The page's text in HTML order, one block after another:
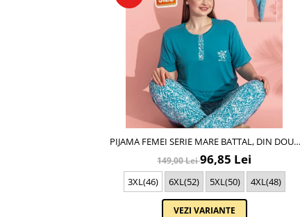
PIJAMA FEMEI SERIE MARE BATTAL, DIN DOUĂ
PIESE, BUMBAC , LUX PIJ32974
149,00 Lei96,85 Lei
3XL(46) 6XL(52) 5XL(50) 4XL(48)
VEZI VARIANTE